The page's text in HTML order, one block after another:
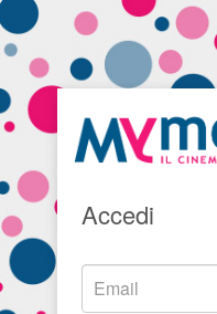
Accedi